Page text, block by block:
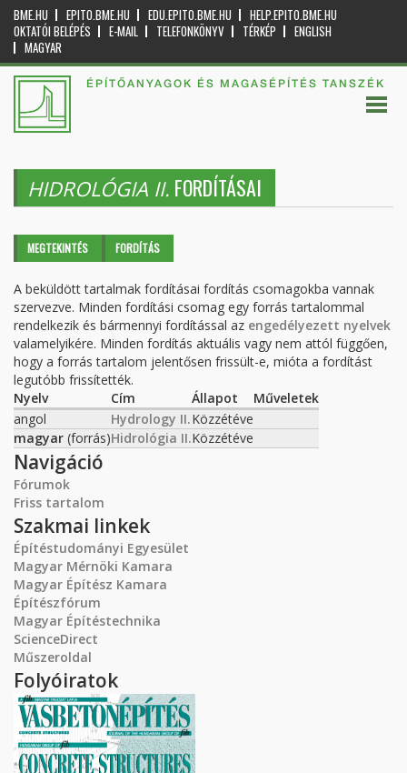
BME.HU EPITO.BME.HU EDU.EPITO.BME.HU
HELP.EPITO.BME.HU
OKTATÓI BELÉPÉS
E-MAIL TELEFONKÖNYV TÉRKÉP
ENGLISH
MAGYAR
ÉPÍTŐANYAGOK ÉS MAGASÉPÍTÉS TANSZÉK
HIDROLÓGIA II. FORDÍTÁSAI
Elsődleges fülek
MEGTEKINTÉS FORDÍTÁS
A beküldött tartalmak fordításai fordítás csomagokba vannak
szervezve. Minden fordítási csomag egy forrás tartalommal
rendelkezik és bármennyi fordítással az engedélyezett nyelvek
valamelyikére. Minden fordítás aktuális vagy nem attól függően,
hogy a forrás tartalom jelentősen frissült-e, mióta a fordítást
legutóbb frissítették.
Nyelv
Cím Állapot
Műveletek
angol
Hydrology II.Közzétéve
magyar (forrás)Hidrológia II.Közzétéve
Navigáció
Fórumok
Friss tartalom
Szakmai linkek
Építéstudományi Egyesület
Magyar Mérnöki Kamara
Magyar Építész Kamara
Építészfórum
Magyar Építéstechnika
ScienceDirect
Műszeroldal
Folyóiratok